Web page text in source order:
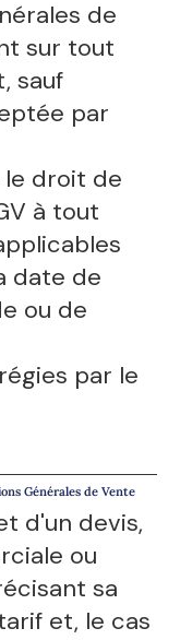
de
sur tout
sauf
par
le droit de
à tout
date de
ou de
par le
Générales de Vente
d'un devis,
ou
sa
et, le cas